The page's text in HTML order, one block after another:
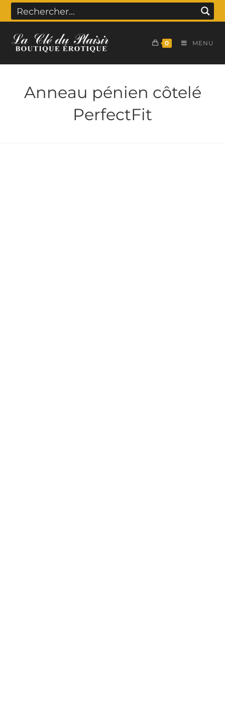
0 MENU
Anneau pénien côtelé
PerfectFit